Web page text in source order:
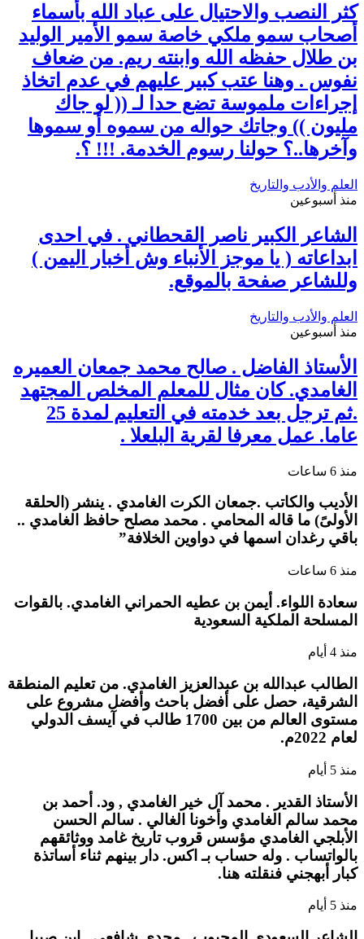
كثر النصب والاحتيال على عباد الله بأسماء
أصحاب سمو ملكي خاصة سمو الأمير الوليد
بن طلال حفظه الله وابنته ريم. من ضعاف
نفوس . وهنا عتب كبير عليهم في عدم اتخاذ
إجراءات ملموسة تضع حدا لـ (( لو جاك
مليون )) وجاتك حواله من سموه أو سموها
وآخرها..؟ حولنا رسوم الخدمة. !!! ؟.
العلم والأدب والتاريخ
منذ أسبوعين
الشاعر الكبير ناصر القحطاني . في احدى
ابداعاته ( يا موجز الأنباء وش أخبار اليمن )
وللشاعر صفحة بالموقع.
العلم والأدب والتاريخ
منذ أسبوعين
الأستاذ الفاضل . صالح محمد جمعان العميره
الغامدي. كان مثال للمعلم المخلص المجتهد
.ثم ترجل بعد خدمته في التعليم لمدة 25
عاما. عمل معرفا لقرية البلعلا .
منذ 6 ساعات
الأديب والكاتب .جمعان الكرت الغامدي . ينشر (الحلقة
الأولىً) ما قاله المحامي . محمد مصلح حافظ الغامدي ..
باقي رغدان اسمها في دواوين الخلافة”
منذ 6 ساعات
سعادة اللواء. أيمن بن عطيه الحمراني الغامدي. بالقوات
المسلحة الملكية السعودية
منذ 4 أيام
الطالب عبدالله بن عبدالعزيز الغامدي. من تعليم المنطقة
الشرقية، حصل على أفضل باحث وأفضل مشروع على
مستوى العالم من بين 1700 طالب في آيسف الدولي
لعام 2022م.
منذ 5 أيام
الأستاذ القدير . محمد آل خير الغامدي , ود. أحمد بن
محمد سالم الغامدي وأخونا الغالي . سالم الحسن
الأبلجي الغامدي مؤسس قروب تاريخ غامد ووثائقهم
بالواتساب . وله حساب بـ اكس. دار بينهم ثناء أساتذة
كبار أبهجني فنقلته هنا.
منذ 5 أيام